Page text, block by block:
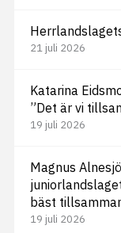
21 juli 2026
Katarina
”Det är vi
19 juli 2026
Magnus
bäst
19 juli 2026